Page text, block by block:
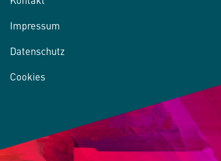
Impressum
Datenschutz
Cookies